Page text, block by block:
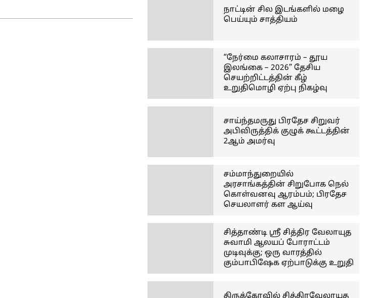
நாட்டின் சில இடங்களில் மழை
பெய்யும் சாத்தியம்
“நேர்மை கலாசாரம் – தூய
இலங்கை – 2026” தேசிய
செயற்றிட்டத்தின் கீழ்
உறுதிமொழி ஏற்பு நிகழ்வு
சாய்ந்தமருது பிரதேச சிறுவர்
அபிவிருத்திக் குழுக் கூட்டத்தின்
2ஆம் அமர்வு
சம்மாந்துறையில்
அரசாங்கத்தின் சிறுபோக நெல்
கொள்வனவு ஆரம்பம்; பிரதேச
செயலாளர் கள ஆய்வு
சித்தாண்டி ஸ்ரீ சித்திர வேலாயுத
சுவாமி ஆலயப் போராட்டம்
முடிவுக்கு; ஒரு வாரத்தில்
கும்பாபிஷேக ஏற்பாடுக்கு உறுதி